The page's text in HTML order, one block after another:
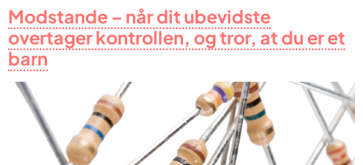
Modstande – når dit ubevidste
overtager kontrollen, og tror, at du er et
barn